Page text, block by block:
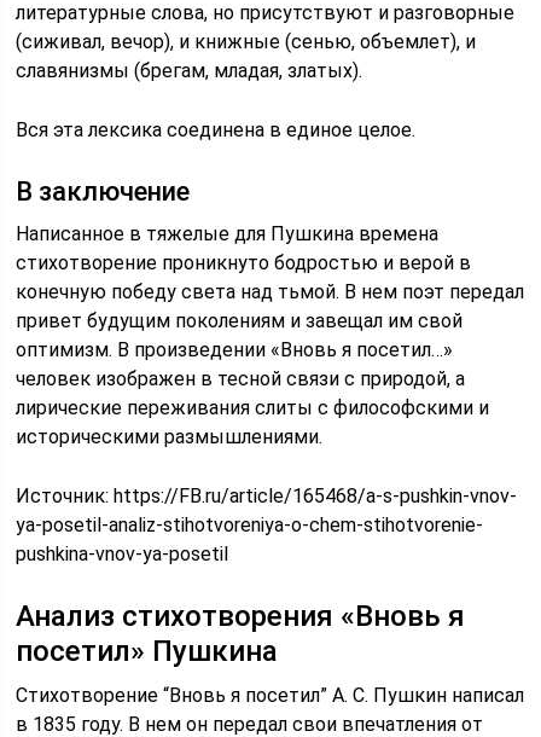
литературные слова, но присутствуют и разговорные
(сиживал, вечор), и книжные (сенью, объемлет), и
славянизмы (брегам, младая, златых).
Вся эта лексика соединена в единое целое.
В заключение
Написанное в тяжелые для Пушкина времена
стихотворение проникнуто бодростью и верой в
конечную победу света над тьмой. В нем поэт передал
привет будущим поколениям и завещал им свой
оптимизм. В произведении «Вновь я посетил…»
человек изображен в тесной связи с природой, а
лирические переживания слиты с философскими и
историческими размышлениями.
Источник:https://FB.ru/article/165468/a-s-pushkin-vnov-
ya-posetil-analiz-stihotvoreniya-o-chem-stihotvorenie-
pushkina-vnov-ya-posetil
Анализ стихотворения «Вновь я
посетил» Пушкина
Стихотворение “Вновь я посетил” А. С. Пушкин написал
в 1835 году. В нем он передал свои впечатления от